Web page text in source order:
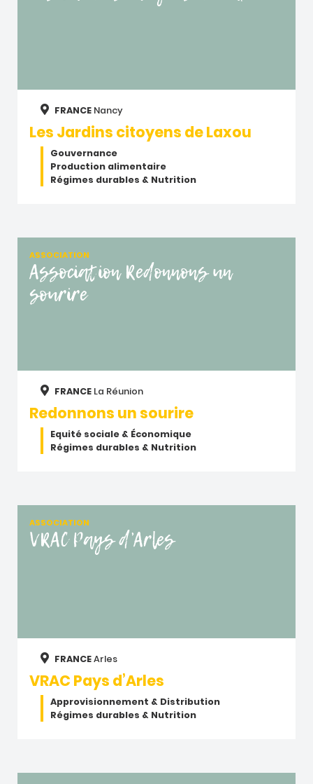
FRANCE Nancy
Les Jardins citoyens de Laxou
Gouvernance
Production alimentaire
Régimes durables & Nutrition
ASSOCIATION
Association Redonnons un
sourire
FRANCE La Réunion
Redonnons un sourire
Equité sociale & Économique
Régimes durables & Nutrition
ASSOCIATION
VRAC Pays d’Arles
FRANCEArles
VRAC Pays d’Arles
Approvisionnement & Distribution
Régimes durables & Nutrition